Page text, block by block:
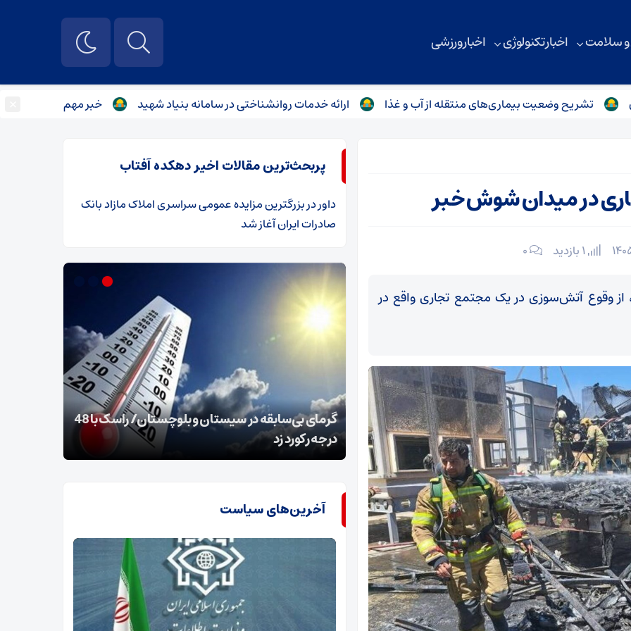
و سلامت اخبار تکنولوژی اخبار ورزشی
وضعیت بیماری‌های منتقله از آب و غذا ارائه خدمات روانشناختی در سامانه بنیاد شهید خبر مهم درباره نحوه برگزاری
در میدان شوش خبر
۰
وقوع آتش‌سوزی در یک مجتمع تجاری واقع در
پربحث‌ترین مقالات اخیر دهکده آفتاب
داوردر​بزرگترین مزایده عمومی سراسری املاک مازاد بانک
صادرات ایران آغاز شد
گرمای بی‌سابقه در سیستان و بلوچستان/ راسک با 48
درجه رکورد زد
علم‌الهدی:نوسان قیمت از گرانی هم بدتر است/همه
در مقابل معیشت مسئولیم
آخرین‌های سیاست